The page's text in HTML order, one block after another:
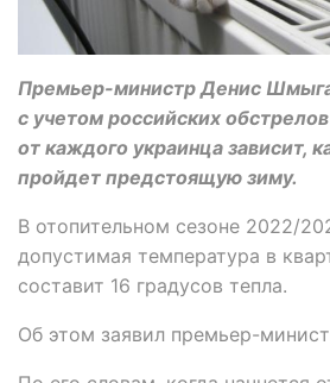
Премьер-министр Денис
с учетом российских
от каждого украинца зависит,
пройдет предстоящую зиму.
В отопительном сезоне 2022/
допустимая температура в
составит 16 градусов тепла.
Об этом заявил премьер-